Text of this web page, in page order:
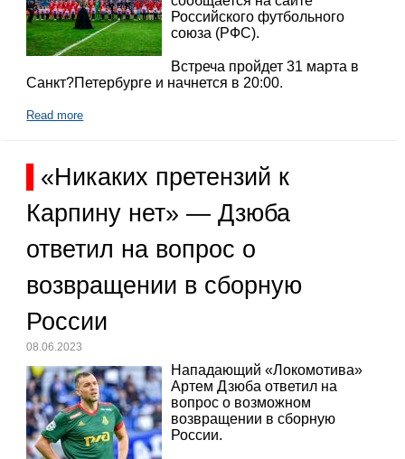
Российского футбольного
союза (РФС).
Встреча пройдет 31 марта в
Санкт?Петербурге и начнется в 20:00.
Read more
«Никаких претензий к
Карпину нет» — Дзюба
ответил на вопрос о
возвращении в сборную
России
08.06.2023
Нападающий «Локомотива»
Артем Дзюба ответил на
вопрос о возможном
возвращении в сборную
России.